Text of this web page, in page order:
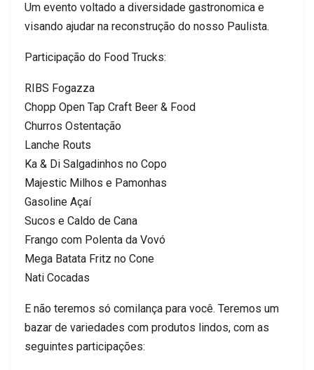
Um evento voltado a diversidade gastronomica e
visando ajudar na reconstrução do nosso Paulista.
Participação do Food Trucks:
RIBS Fogazza
Chopp Open Tap Craft Beer & Food
Churros Ostentação
Lanche Routs
Ka & Di Salgadinhos no Copo
Majestic Milhos e Pamonhas
Gasoline Açaí
Sucos e Caldo de Cana
Frango com Polenta da Vovó
Mega Batata Fritz no Cone
Nati Cocadas
E não teremos só comilança para você. Teremos um
bazar de variedades com produtos lindos, com as
seguintes participações: